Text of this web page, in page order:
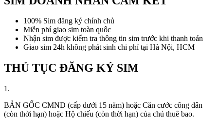
100% Sim đăng ký chính chủ
Miễn phí giao sim toàn quốc
Nhận sim được kiểm tra thông tin sim trước khi thanh toán
Giao sim 24h không phát sinh chi phí tại Hà Nội, HCM
THỦ TỤC ĐĂNG KÝ SIM
1.
BẢN GỐC CMND (cấp dưới 15 năm) hoặc Căn cước công dân
(còn thời hạn) hoặc Hộ chiếu (còn thời hạn) của chủ thuê bao.